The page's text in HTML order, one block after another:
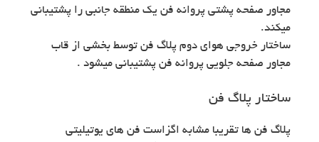
مجاور صفحه پشتی پروانه فن یک منطقه جانبی را پشتیبانی
میکند.
ساختار خروجی هوای دوم پلاگ فن توسط بخشی از قاب
مجاور صفحه جلویی پروانه فن پشتیبانی میشود .
ساختار پلاگ فن
پلاگ فن ها تقریبا مشابه اگزاست فن های یوتیلیتی